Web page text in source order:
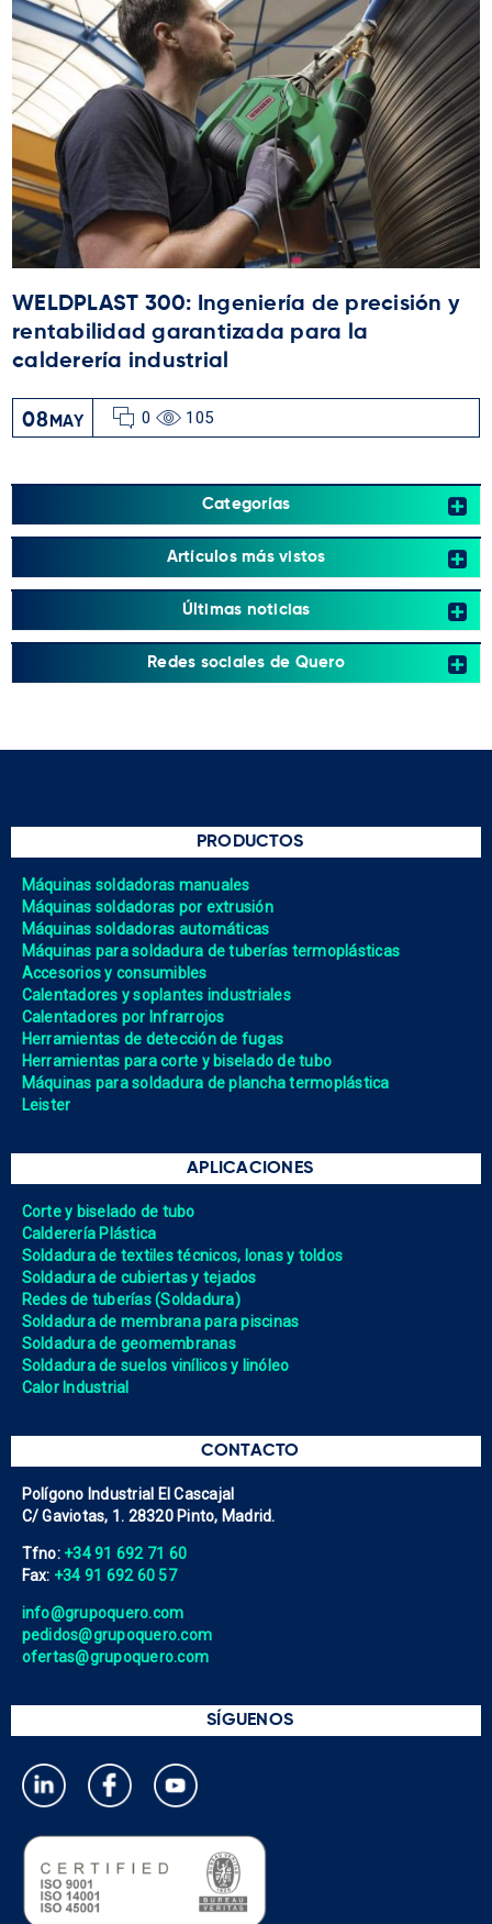
WELDPLAST 300: Ingeniería de precisión y
rentabilidad garantizada para la
calderería industrial
08 MAY 0 105
Categorías
Artículos más vistos
Últimas noticias
Redes sociales de Quero
PRODUCTOS
Máquinas soldadoras manuales
Máquinas soldadoras por extrusión
Máquinas soldadoras automáticas
Máquinas para soldadura de tuberías termoplásticas
Accesorios y consumibles
Calentadores y soplantes industriales
Calentadores por Infrarrojos
Herramientas de detección de fugas
Herramientas para corte y biselado de tubo
Máquinas para soldadura de plancha termoplástica
Leister
APLICACIONES
Corte y biselado de tubo
Calderería Plástica
Soldadura de textiles técnicos, lonas y toldos
Soldadura de cubiertas y tejados
Redes de tuberías (Soldadura)
Soldadura de membrana para piscinas
Soldadura de geomembranas
Soldadura de suelos vinílicos y linóleo
Calor Industrial
CONTACTO
Polígono Industrial El Cascajal
C/ Gaviotas, 1. 28320 Pinto, Madrid.
Tfno: +34 91 692 71 60
Fax: +34 91 692 60 57
info@grupoquero.com
pedidos@grupoquero.com
ofertas@grupoquero.com
SÍGUENOS